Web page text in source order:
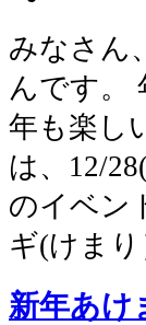
みなさん
んです。
年も楽し
は、12/
のイベン
ギ(けま
新年あけ